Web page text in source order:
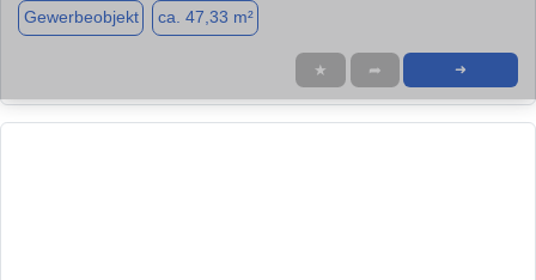
Gewerbeobjekt ca. 47,33 m²
★ ➦ ➜